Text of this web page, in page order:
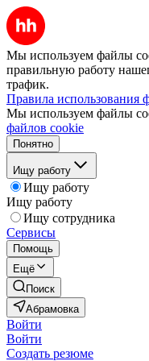
Мы используем файлы
правильную работу
трафик.
Правила использования
Мы используем файлы
файлов cookie
Понятно
Ищу работу
Ищу работу
Ищу работу
Ищу сотрудника
Сервисы
Помощь
Ещё
Поиск
Абрамовка
Войти
Войти
Создать резюме